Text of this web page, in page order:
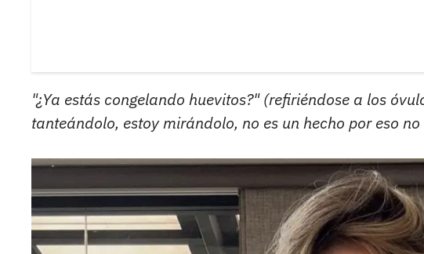
"¿Ya estás congelando huevitos?" (refiriéndose a los
tanteándolo, estoy mirándolo, no es un hecho por eso